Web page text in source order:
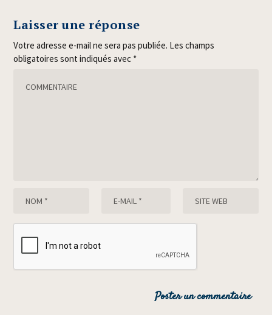
Laisser une réponse
Votre adresse e-mail ne sera pas publiée. Les champs
obligatoires sont indiqués avec *